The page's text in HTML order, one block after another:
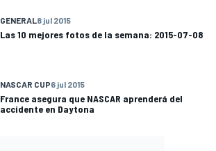
GENERAL8 jul 2015
Las 10 mejores fotos de la semana: 2015-07-08
NASCAR CUP6 jul 2015
France asegura que NASCAR aprenderá del
accidente en Daytona